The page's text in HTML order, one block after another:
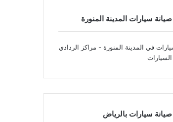
سيارات المدينة المنورة
في المدينة المنورة - مراكز الردادي
سيارات بالرياض